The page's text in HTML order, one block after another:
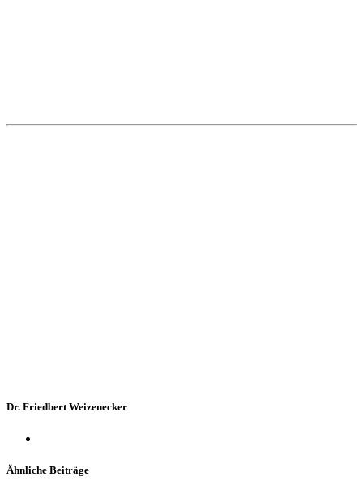
Dr. Friedbert Weizenecker
Ähnliche Beiträge